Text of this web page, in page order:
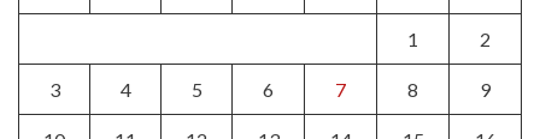
1 2
3 4 5 6 7 8 9